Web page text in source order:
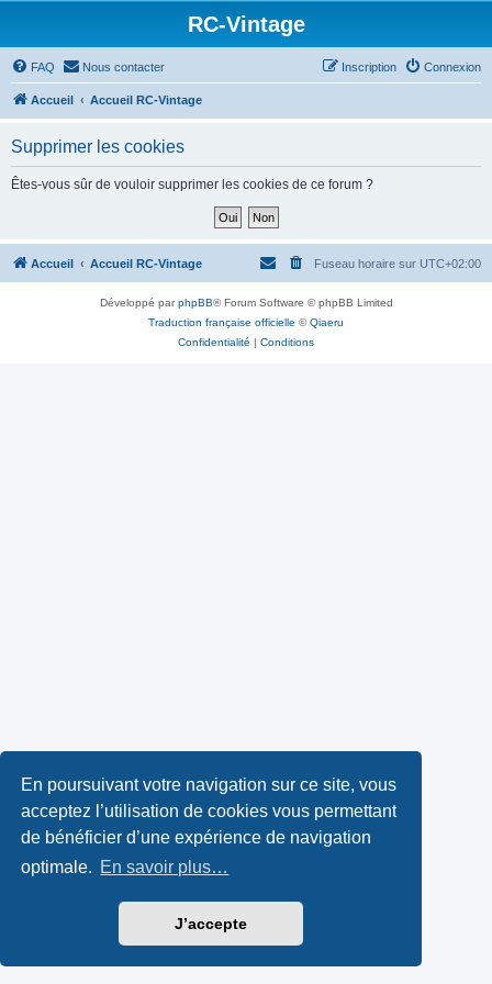
En poursuivant votre navigation sur ce site, vous
acceptez l’utilisation de cookies vous permettant
de bénéficier d’une expérience de navigation
optimale. En savoir plus…
J’accepte
RC-Vintage
FAQ Nous contacter Connexion
Inscription
Accueil Accueil RC-Vintage
Supprimer les cookies
Êtes-vous sûr de vouloir supprimer les cookies de ce forum ?
Accueil Accueil RC-Vintage Fuseau horaire sur UTC+02:00
Développé parphpBB® Forum Software © phpBB Limited
Traduction française officielle ©Qiaeru
Confidentialité | Conditions